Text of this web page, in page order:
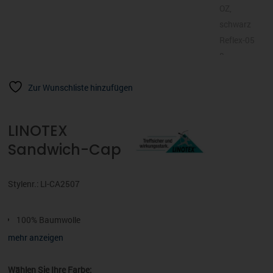
Zur Wunschliste hinzufügen
LINOTEX
Sandwich-Cap
Stylenr.: LI-CA2507
100% Baumwolle
Sandwich Baseball Cap aus schwer gebürsteter Baumwolle
Verstärkte Frontpanel
mehr anzeigen
Wählen Sie Ihre Farbe: